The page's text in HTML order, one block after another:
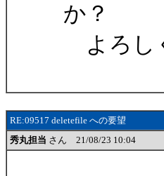
か？
よろし
RE:09517 deletefile への要望
秀丸担当 さん 21/08/23 10:04